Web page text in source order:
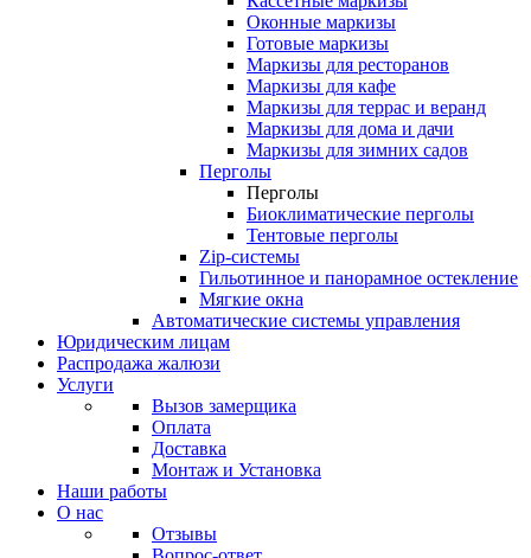
Оконные маркизы
Готовые маркизы
Маркизы для ресторанов
Маркизы для кафе
Маркизы для террас и веранд
Маркизы для дома и дачи
Маркизы для зимних садов
Перголы
Перголы
Биоклиматические перголы
Тентовые перголы
Zip-системы
Гильотинное и панорамное остекление
Мягкие окна
Автоматические системы управления
Юридическим лицам
Распродажа жалюзи
Услуги
Вызов замерщика
Оплата
Доставка
Монтаж и Установка
Наши работы
О нас
Отзывы